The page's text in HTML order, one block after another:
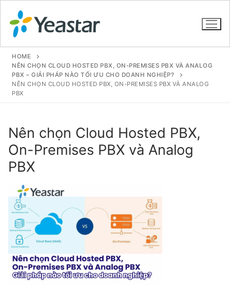
GIỚI THIỆU
VOIP PBX FOR SME
Tổng đài VoIP Yeastar S412
Tổng đài VoIP Yeastar S50
Tổng đài VoIP Yeastar S100
Tổng đài VoIP Yeastar S300
HOSTED PHONE SYSTEM
HOME
NÊN CHỌN CLOUD HOSTED PBX, ON-PREMISES PBX VÀ ANALOG
PBX – GIẢI PHÁP NÀO TỐI ƯU CHO DOANH NGHIỆP?
NÊN CHỌN CLOUD HOSTED PBX, ON-PREMISES PBX VÀ ANALOG
PBX
Nên chọn Cloud Hosted PBX,
On-Premises PBX và Analog
PBX